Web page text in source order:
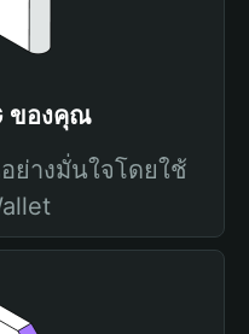
ของคุณ
ย่างมั่นใจโดยใช้